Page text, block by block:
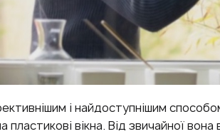
і найдоступнішим
пластикові вікна. Від звичайної вона